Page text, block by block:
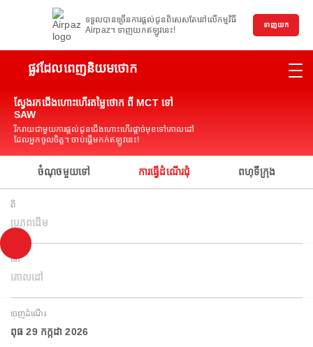
ទទួលបានច្រើនការផ្តល់ជូនពិសេសតែនៅលើកម្មវិធី
Airpaz។ ទាញយកឥឡូវនេះ!
ទាញយក
ផ្លូវដែលពេញនិយមថោក
ស្វែងរកជើងហោះហើរតម្លៃថោក ពី MCT ទៅ
SAW
រីករាយជាមួយការផ្តល់ជូនជើងហោះហើរផ្តាច់មុខទៅគោលដៅ
ដែលអ្នកចូលចិត្ត។ ចាប់ផ្តើមកក់ឥឡូវនេះ!
ចំណុចមួយទៅ ការធ្វើដំណើរជុំ ពហុទីក្រុង
ពី
ប្រភពដើម
ទៅ
គោលដៅ
ចេញដំណើរ
ពុធ 29 កក្កដា 2026